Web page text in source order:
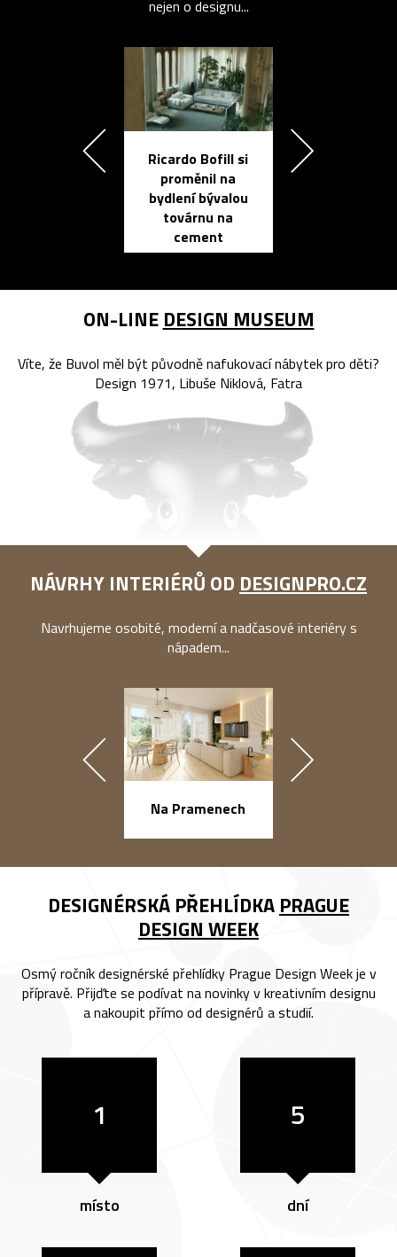
nejen o designu...
Ricardo Bofill si
proměnil na
bydlení bývalou
továrnu na
cement
ON-LINE DESIGN MUSEUM
Víte, že Buvol měl být původně nafukovací nábytek pro děti?
Design 1971, Libuše Niklová, Fatra
NÁVRHY INTERIÉRŮ OD DESIGNPRO.CZ
Navrhujeme osobité, moderní a nadčasové interiéry s
nápadem...
Na Pramenech
DESIGNÉRSKÁ PŘEHLÍDKA PRAGUE
DESIGN WEEK
Osmý ročník designérské přehlídky Prague Design Week je v
přípravě. Přijďte se podívat na novinky v kreativním designu
a nakoupit přímo od designérů a studií.
1
místo
5
dní